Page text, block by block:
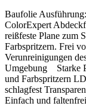
Baufolie Ausführung:
ColorExpert
reißfeste Plane zum
Farbspritzern. Frei
Verunreinigungen
Umgebung Starke
und Farbspritzern
schlagfest
Einfach und